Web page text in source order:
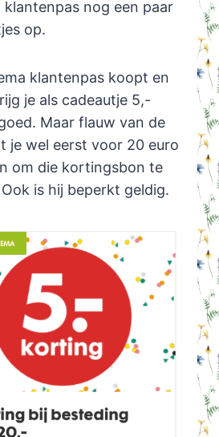
klantenpas nog een paar
op.
klantenpas koopt en
je als cadeautje 5,-
Maar flauw van de
je wel eerst voor 20 euro
om die kortingsbon te
is hij beperkt geldig.